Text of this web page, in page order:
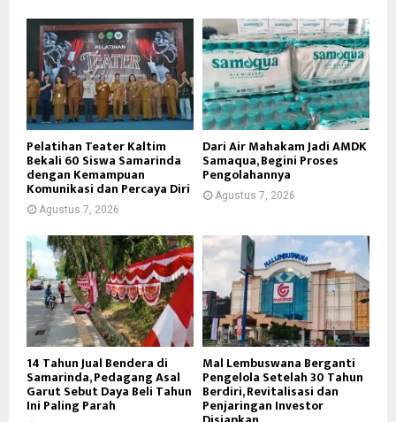
Pelatihan Teater Kaltim
Bekali 60 Siswa Samarinda
dengan Kemampuan
Komunikasi dan Percaya Diri
Agustus 7, 2026
Dari Air Mahakam Jadi AMDK
Samaqua, Begini Proses
Pengolahannya
Agustus 7, 2026
14 Tahun Jual Bendera di
Samarinda, Pedagang Asal
Garut Sebut Daya Beli Tahun
Ini Paling Parah
Mal Lembuswana Berganti
Pengelola Setelah 30 Tahun
Berdiri, Revitalisasi dan
Penjaringan Investor